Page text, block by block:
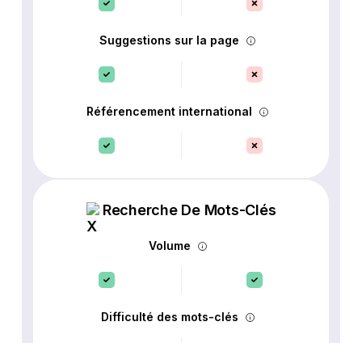
Suggestions sur la page
Référencement international
Recherche De Mots-Clés
Volume
Difficulté des mots-clés